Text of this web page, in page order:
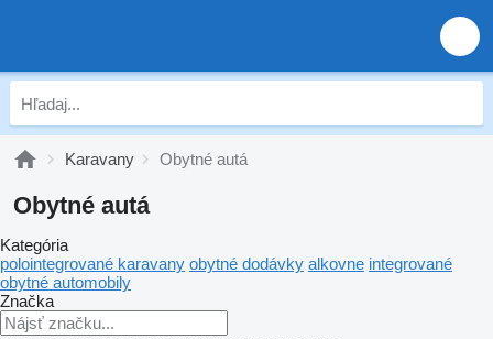
Karavany Obytné autá
Obytné autá
Kategória
polointegrované karavany obytné dodávky alkovne integrované
obytné automobily
Značka